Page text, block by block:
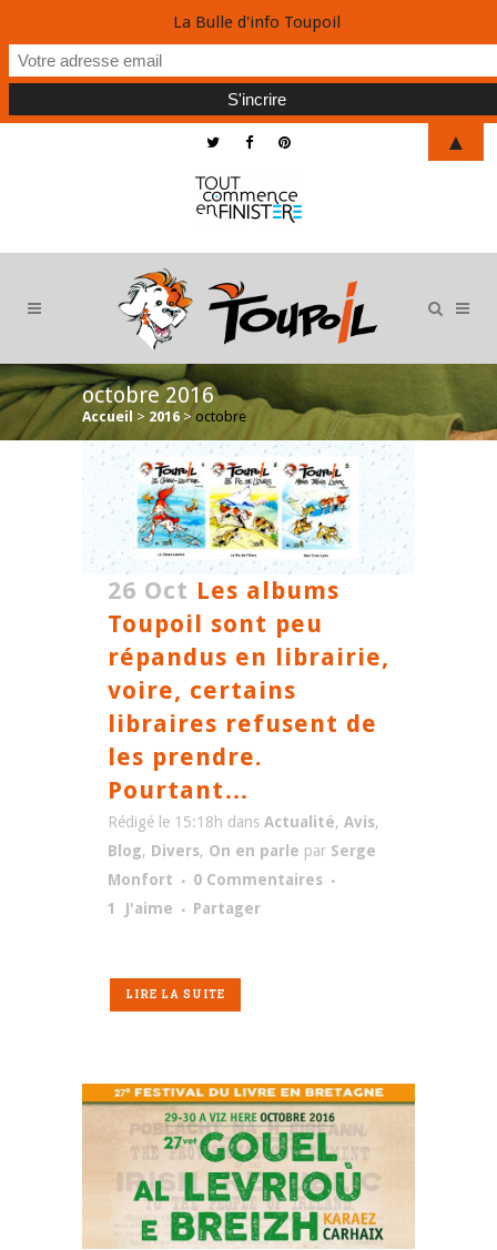
octobre 2016
Accueil > 2016 > octobre
26 Oct Les albums
Toupoil sont peu
répandus en librairie,
voire, certains
libraires refusent de
les prendre.
Pourtant…
Rédigé le 15:18h dans Actualité, Avis,
Blog, Divers, On en parle par Serge
Monfort
0 Commentaires
1
J'aime Partager
LIRE LA SUITE
La Bulle d'info Toupoil
▲